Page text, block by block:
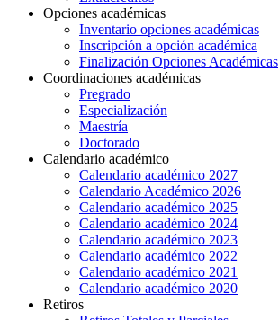
Opciones académicas
Inventario opciones académicas
Inscripción a opción académica
Finalización Opciones Académicas
Coordinaciones académicas
Pregrado
Especialización
Maestría
Doctorado
Calendario académico
Calendario académico 2027
Calendario Académico 2026
Calendario académico 2025
Calendario académico 2024
Calendario académico 2023
Calendario académico 2022
Calendario académico 2021
Calendario académico 2020
Retiros